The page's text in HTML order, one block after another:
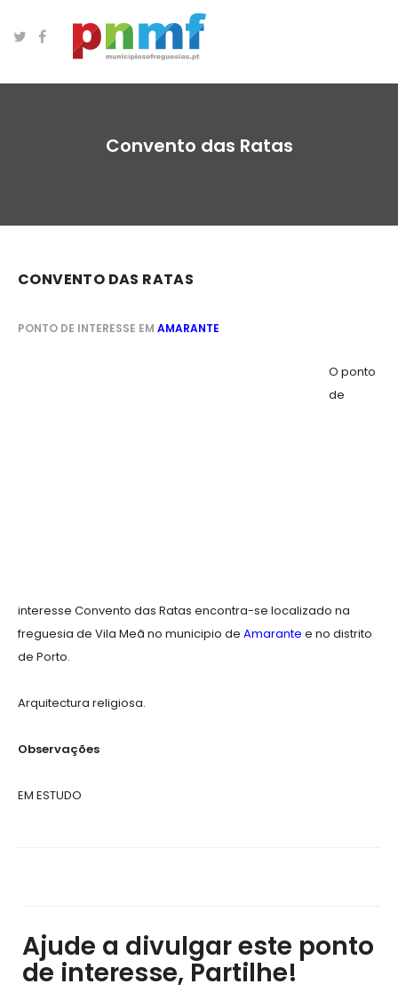
Convento das Ratas
CONVENTO DAS RATAS
PONTO DE INTERESSE EM AMARANTE
O ponto
de
interesse Convento das Ratas encontra-se localizado na
freguesia de Vila Meã no municipio de Amarante e no distrito
de Porto.
Arquitectura religiosa.
Observações
EM ESTUDO
Ajude a divulgar este ponto
de interesse, Partilhe!